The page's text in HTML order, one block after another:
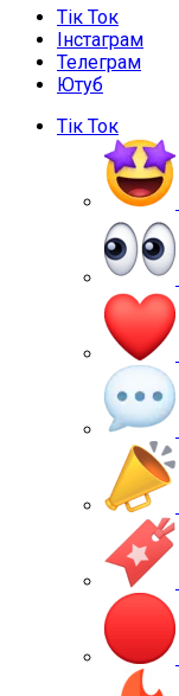
Тік Ток
Інстаграм
Телеграм
Ютуб
Тік Ток